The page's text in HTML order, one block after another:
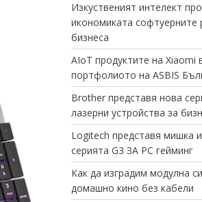
Изкуственият интелект
икономиката софтуерните
бизнеса
AIoT продуктите на Xiaomi
портфолиото на ASBIS
Brother представя нова
лазерни устройства за
Logitech представя мишка
серията G3 ЗА PC гейминг
Как да изградим модулна
домашно кино без кабели